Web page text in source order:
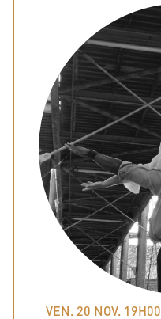
VEN. 20 NOV. 19H00